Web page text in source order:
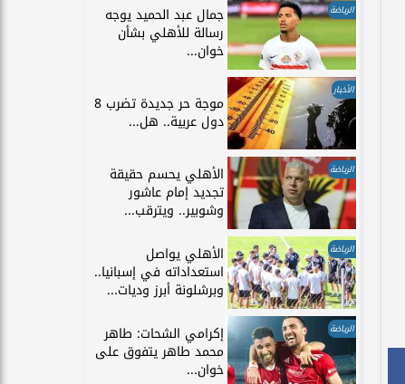
الرياضة جمال عبد الحميد يوجه
رسالة للأهلي بشأن
خوان...
الأخبار
موجة حر جديدة تضرب 8
دول عربية.. هل...
الرياضة الأهلي يحسم حقيقة
تجديد إمام عاشور
وشوبير.. ويترقب...
الرياضة الأهلي يواصل
استعداداته في إسبانيا..
وبرشلونة أبرز وديات...
الرياضة إكرامي الشحات: طاهر
محمد طاهر يتفوق على
خوان...